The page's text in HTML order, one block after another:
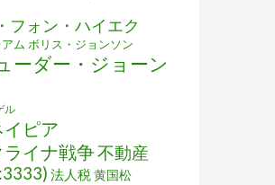
フォン・ハイエク
ム ボリス・ジョンソン
ーダー・ジョーン
ル
ピア
ライナ戦争不動産
法人税黄国松